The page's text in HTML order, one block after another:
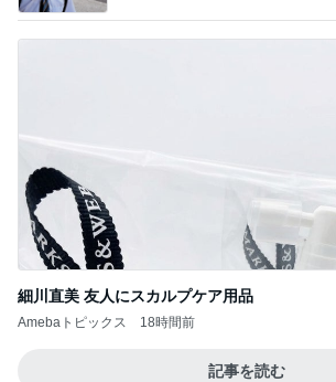
細川直美 友人にスカルプケア用品
Amebaトピックス 18時間前
記事を読む